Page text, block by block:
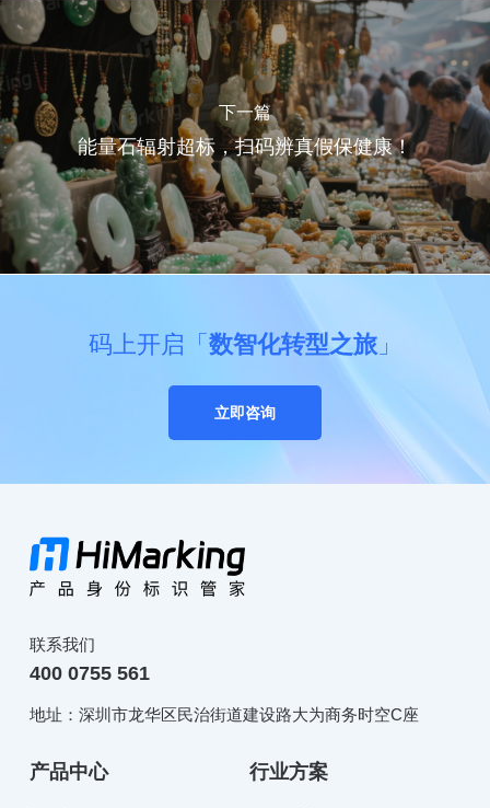
下一篇
能量石辐射超标，扫码辨真假保健康！
码上开启「 数智化转型之旅」
立即咨询
联系我们
400 0755 561
地址：深圳市龙华区民治街道建设路大为商务时空C座
产品中心 行业方案